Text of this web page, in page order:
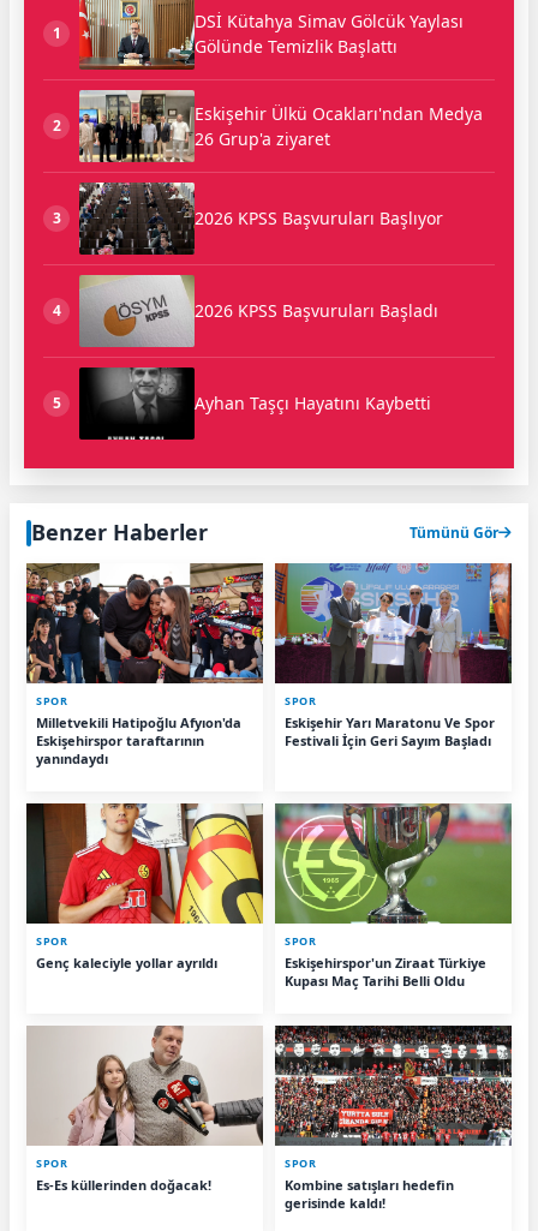
1
DSİ Kütahya Simav Gölcük Yaylası
Gölünde Temizlik Başlattı
2
Eskişehir Ülkü Ocakları'ndan Medya
26 Grup'a ziyaret
3 2026 KPSS Başvuruları Başlıyor
4 2026 KPSS Başvuruları Başladı
5 Ayhan Taşçı Hayatını Kaybetti
Benzer Haberler Tümünü Gör
SPOR
Milletvekili Hatipoğlu Afyıon'da
Eskişehirspor taraftarının
yanındaydı
SPOR
Eskişehir Yarı Maratonu Ve Spor
Festivali İçin Geri Sayım Başladı
SPOR
Genç kaleciyle yollar ayrıldı
SPOR
Eskişehirspor'un Ziraat Türkiye
Kupası Maç Tarihi Belli Oldu
SPOR
Es-Es küllerinden doğacak!
SPOR
Kombine satışları hedefin
gerisinde kaldı!